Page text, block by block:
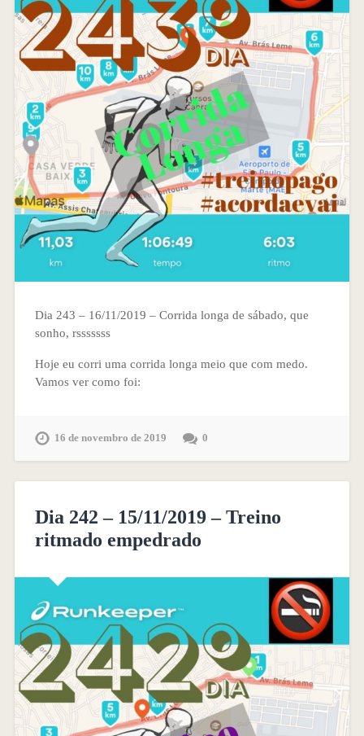
Dia 243 – 16/11/2019 – Corrida longa de sábado, que
sonho, rsssssss
Hoje eu corri uma corrida longa meio que com medo.
Vamos ver como foi:
16 de novembro de 2019 0
Dia 242 – 15/11/2019 – Treino
ritmado empedrado